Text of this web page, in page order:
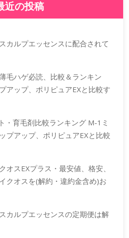
近の投稿
カルプエッセンスに配合されて
毛ハゲ必読、比較＆ランキン
アップ、ポリピュアEXと比較す
・育毛剤比較ランキング M-1ミ
プアップ、ポリピュアEXと比較
オスEXプラス・最安値、格安、
クオスを(解約・違約金含め)お
カルプエッセンスの定期便は解